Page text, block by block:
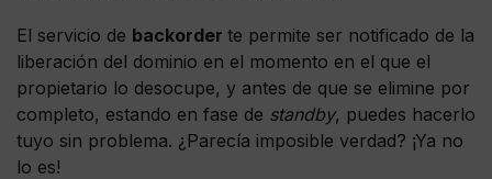
El servicio de backorder te permite ser notificado de la
liberación del dominio en el momento en el que el
propietario lo desocupe, y antes de que se elimine por
completo, estando en fase de standby, puedes hacerlo
tuyo sin problema. ¿Parecía imposible verdad? ¡Ya no
lo es!